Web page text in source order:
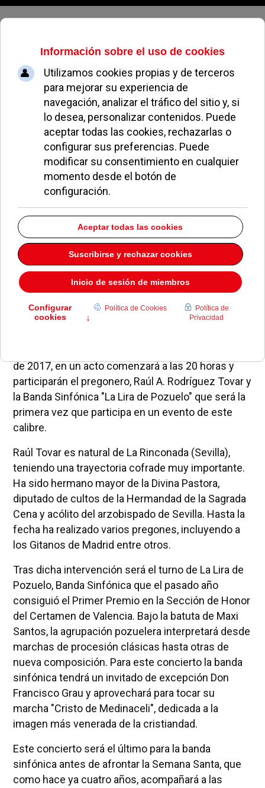
Jueves, 06 de agosto de 2026
La Lira acompañará al Jesús de
Medinaceli en el pregón de la
Semana Santa
BLAS BARRADO OCIO Y CULTURA 29 MARZO 2017
de 2017, en un acto comenzará a las 20 horas y
participarán el pregonero, Raúl A. Rodríguez Tovar y
la Banda Sinfónica "La Lira de Pozuelo" que será la
primera vez que participa en un evento de este
calibre.
Raúl Tovar es natural de La Rinconada (Sevilla),
teniendo una trayectoria cofrade muy importante.
Ha sido hermano mayor de la Divina Pastora,
diputado de cultos de la Hermandad de la Sagrada
Cena y acólito del arzobispado de Sevilla. Hasta la
fecha ha realizado varios pregones, incluyendo a
los Gitanos de Madrid entre otros.
Tras dicha intervención será el turno de La Lira de
Pozuelo, Banda Sinfónica que el pasado año
consiguió el Primer Premio en la Sección de Honor
del Certamen de Valencia. Bajo la batuta de Maxi
Santos, la agrupación pozuelera interpretará desde
marchas de procesión clásicas hasta otras de
nueva composición. Para este concierto la banda
sinfónica tendrá un invitado de excepción Don
Francisco Grau y aprovechará para tocar su
marcha "Cristo de Medinaceli", dedicada a la
imagen más venerada de la cristiandad.
Este concierto será el último para la banda
sinfónica antes de afrontar la Semana Santa, que
como hace ya cuatro años, acompañará a las